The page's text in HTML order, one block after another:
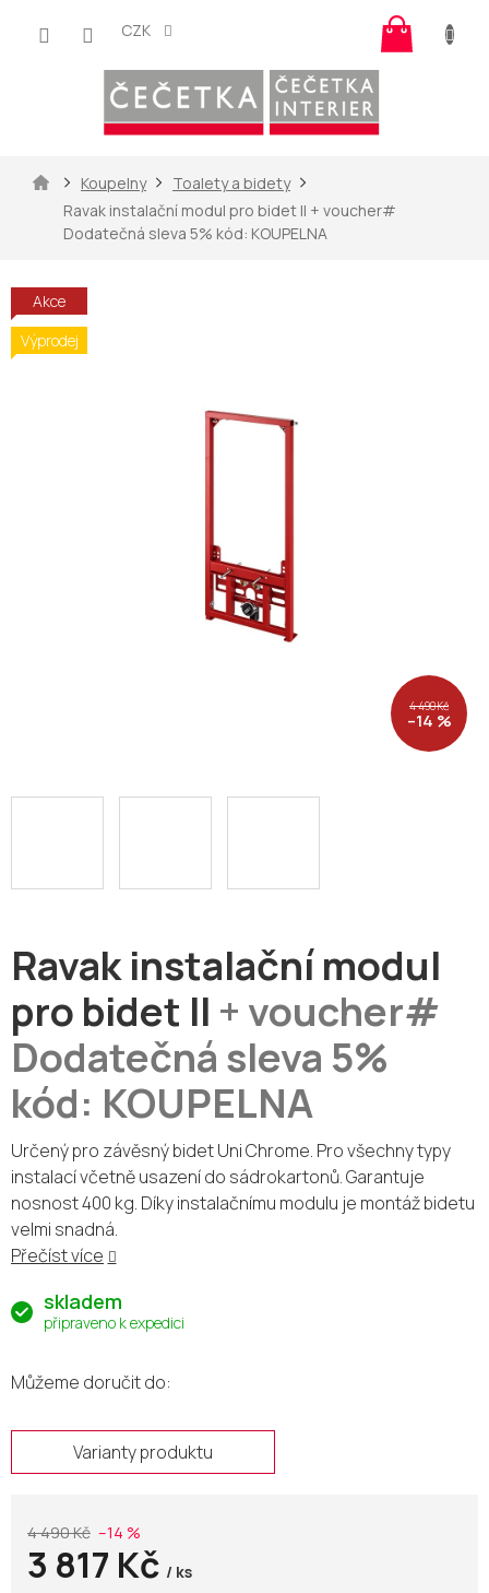
CZK
košík
DomůKoupelny
Toalety a bidety
Ravak instalační modul pro bidet II + voucher#
Dodatečná sleva 5% kód: KOUPELNA
Akce
Výprodej
4 490 Kč
–14 %
Můžeme doručit do:
Ravak instalační modul
pro bidet II + voucher#
Dodatečná sleva 5%
kód: KOUPELNA
4 490 Kč –14 %
3 817 Kč / ks
Varianty produktu
Určený pro závěsný bidet Uni Chrome. Pro všechny typy
instalací včetně usazení do sádrokartonů. Garantuje
nosnost 400 kg. Díky instalačnímu modulu je montáž bidetu
velmi snadná.
Přečíst více
skladem
připraveno k expedici